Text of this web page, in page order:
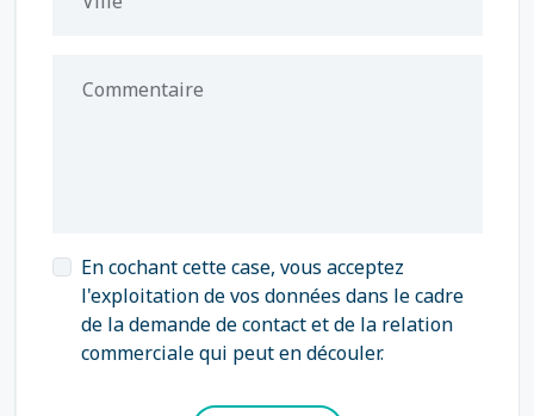
Commentaire
En cochant cette case, vous acceptez
l'exploitation de vos données dans le cadre
de la demande de contact et de la relation
commerciale qui peut en découler.